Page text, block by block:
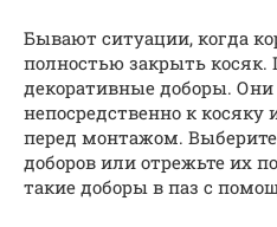
Бывают ситуации, когда
полностью закрыть
декоративные доборы.
непосредственно к косяку
перед монтажом.
доборов или отрежьте их
такие доборы в паз с